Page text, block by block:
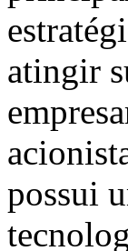
atingir
possui